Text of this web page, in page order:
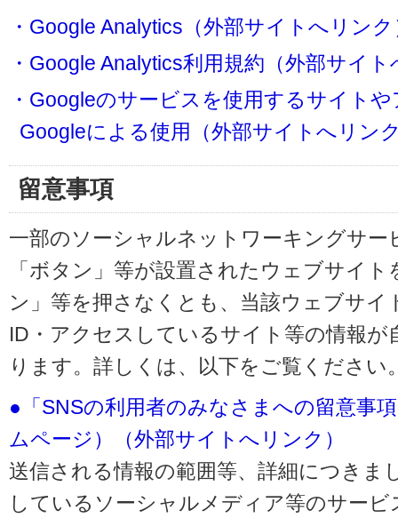
・Google Analytics（外部サイトへリンク
・Google Analytics利用規約（外部サイ
・Googleのサービスを使用するサイト
Googleによる使用（外部サイトへリン
留意事項
一部のソーシャルネットワーキングサー
「ボタン」等が設置されたウェブサイ
ン」等を押さなくとも、当該ウェブサイ
ID・アクセスしているサイト等の情報
ります。詳しくは、以下をご覧ください
●「SNSの利用者のみなさまへの留意事
ムページ）（外部サイトへリンク）
送信される情報の範囲等、詳細につきま
しているソーシャルメディア等のサー